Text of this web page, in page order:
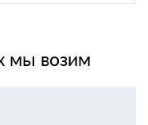
мы возим